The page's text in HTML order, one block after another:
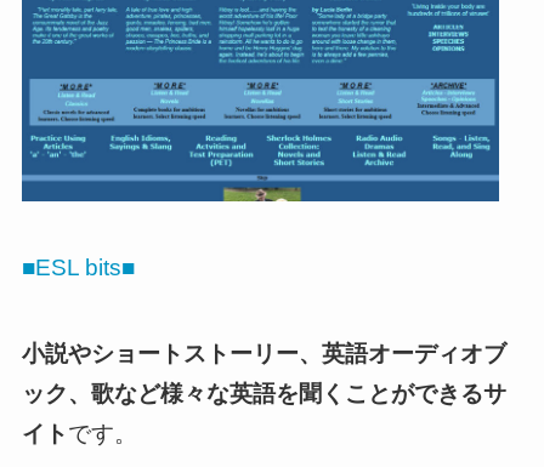
■ESL bits■
小説やショートストーリー、英語オーディオブ
ック、歌など様々な英語を聞くことができるサ
イトです。